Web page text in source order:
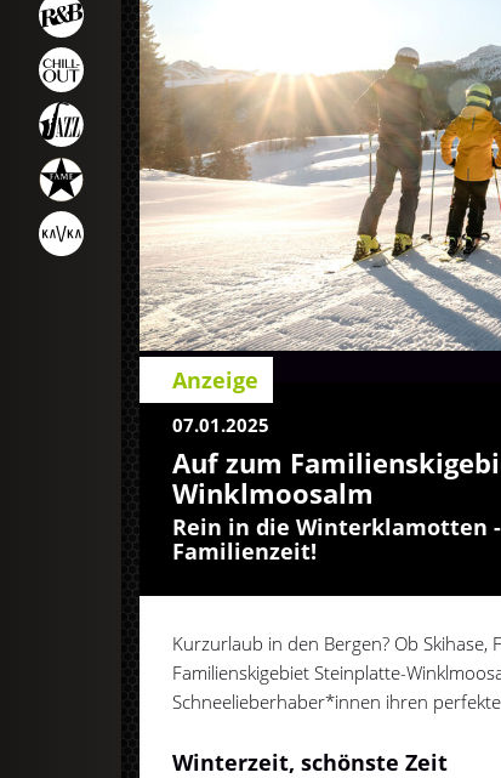
Anzeige
07.01.2025
Auf zum
Winklmoosalm
Rein in die Winterklamotten
Familienzeit!
Kurzurlaub in den Bergen? Ob
Familienskigebiet Steinplatte-
Schneelieberhaber*innen ihren
Winterzeit, schönste Zeit